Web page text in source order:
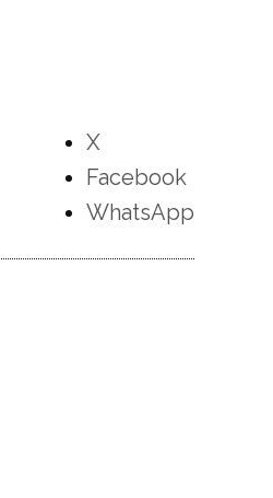
X
Facebook
WhatsApp